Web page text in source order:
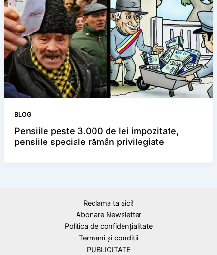
BLOG
Pensiile peste 3.000 de lei impozitate,
pensiile speciale rămân privilegiate
Reclama ta aici!
Abonare Newsletter
Politica de confidențialitate
Termeni și condiții
PUBLICITATE